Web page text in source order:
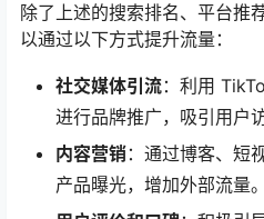
除了上述的搜索排名、平台推
以通过以下方式提升流量：
社交媒体引流：利用
进行品牌推广，吸引用户
内容营销：通过博客、短
产品曝光，增加外部流量。